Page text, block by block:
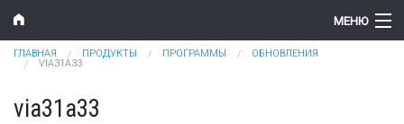
Перейти к основному содержанию
МЕНЮ
Компания
Новости
Вы здесь
ГЛАВНАЯ ПРОДУКТЫ ПРОГРАММЫ
ОБНОВЛЕНИЯ
VIA31A33
via31a33